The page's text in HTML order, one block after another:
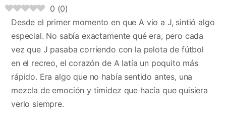
0 (0)
Desde el primer momento en que A vio a J, sintió algo
especial. No sabía exactamente qué era, pero cada
vez que J pasaba corriendo con la pelota de fútbol
en el recreo, el corazón de A latía un poquito más
rápido. Era algo que no había sentido antes, una
mezcla de emoción y timidez que hacía que quisiera
verlo siempre.